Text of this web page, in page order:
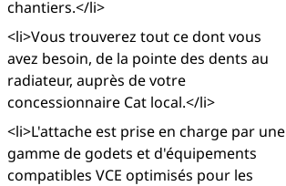
chantiers.</li>
<li>Vous trouverez tout ce dont vous
avez besoin, de la pointe des dents au
radiateur, auprès de votre
concessionnaire Cat local.</li>
<li>L'attache est prise en charge par une
gamme de godets et d'équipements
compatibles VCE optimisés pour les